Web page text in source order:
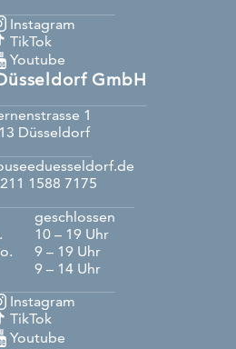
Instagram
TikTok
Youtube
GmbH
1
Düsseldorf
1588 7175
geschlossen
10 – 19 Uhr
9 – 19 Uhr
9 – 14 Uhr
Instagram
TikTok
Youtube